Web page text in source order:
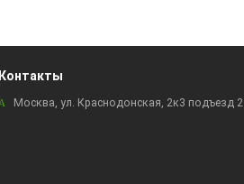
Контакты
Москва, ул. Краснодонская, 2к3 подъезд 2